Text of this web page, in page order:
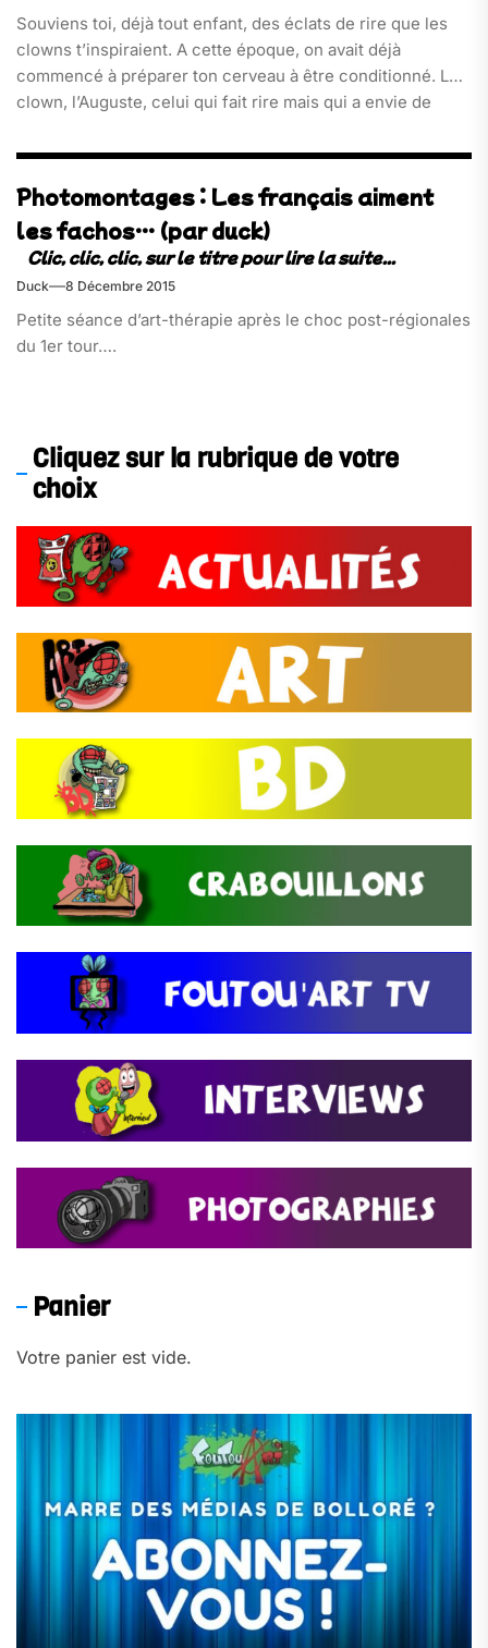
Souviens toi, déjà tout enfant, des éclats de rire que les
clowns t’inspiraient. A cette époque, on avait déjà
commencé à préparer ton cerveau à être conditionné. Le
clown, l’Auguste, celui qui fait rire mais qui a envie de
française qui n’en
Photomontages : Les français aiment
les fachos… (par duck)
Duck 8 Décembre 2015
Petite séance d’art-thérapie après le choc post-régionales
du 1er tour….
Cliquez sur la rubrique de votre
choix
Panier
Votre panier est vide.